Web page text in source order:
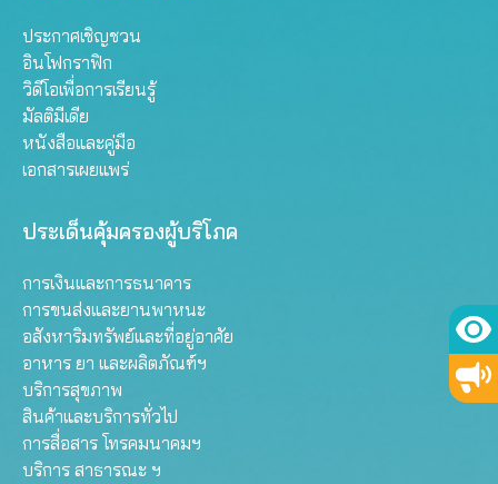
ประกาศเชิญชวน
อินโฟกราฟิก
วิดีโอเพื่อการเรียนรู้
มัลติมีเดีย
หนังสือและคู่มือ
เอกสารเผยแพร่
ประเด็นคุ้มครองผู้บริโภค
การเงินและการธนาคาร
การขนส่งและยานพาหนะ
อสังหาริมทรัพย์และที่อยู่อาศัย
อาหาร ยา และผลิตภัณฑ์ฯ
บริการสุขภาพ
สินค้าและบริการทั่วไป
การสื่อสาร โทรคมนาคมฯ
บริการ สาธารณะ ฯ